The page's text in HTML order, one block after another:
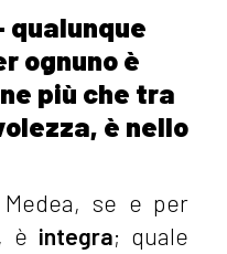
qualunque
ognuno è
più che tra
è nello
se e per
è integra; quale